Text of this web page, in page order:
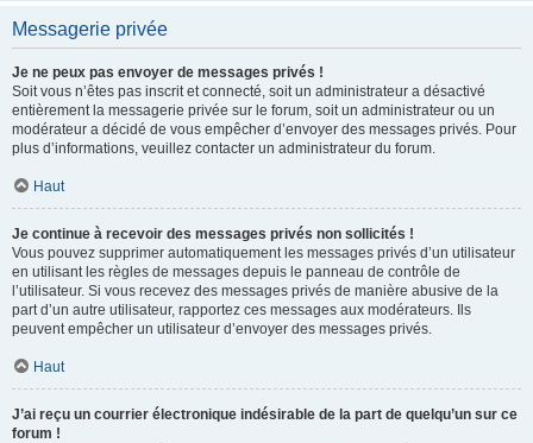
Messagerie privée
Je ne peux pas envoyer de messages privés !
Soit vous n’êtes pas inscrit et connecté, soit un administrateur a désactivé
entièrement la messagerie privée sur le forum, soit un administrateur ou un
modérateur a décidé de vous empêcher d’envoyer des messages privés. Pour
plus d’informations, veuillez contacter un administrateur du forum.
Haut
Je continue à recevoir des messages privés non sollicités !
Vous pouvez supprimer automatiquement les messages privés d’un utilisateur
en utilisant les règles de messages depuis le panneau de contrôle de
l’utilisateur. Si vous recevez des messages privés de manière abusive de la
part d’un autre utilisateur, rapportez ces messages aux modérateurs. Ils
peuvent empêcher un utilisateur d’envoyer des messages privés.
Haut
J’ai reçu un courrier électronique indésirable de la part de quelqu’un sur ce
forum !